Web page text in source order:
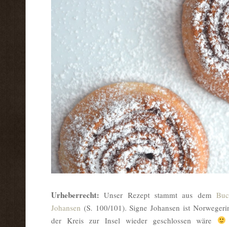
Urheberrecht:Unser Rezept stammt aus dem
Johansen (S. 100/101). Signe Johansen ist
der Kreis zur Insel wieder geschlossen wäre